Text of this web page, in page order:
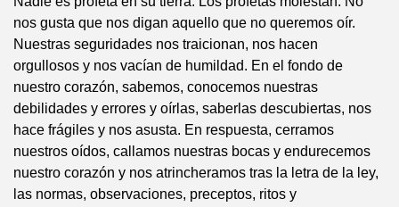
nos gusta que nos digan aquello que no queremos oír.
Nuestras seguridades nos traicionan, nos hacen
orgullosos y nos vacían de humildad. En el fondo de
nuestro corazón, sabemos, conocemos nuestras
debilidades y errores y oírlas, saberlas descubiertas, nos
hace frágiles y nos asusta. En respuesta, cerramos
nuestros oídos, callamos nuestras bocas y endurecemos
nuestro corazón y nos atrincheramos tras la letra de la ley,
las normas, observaciones, preceptos, ritos y